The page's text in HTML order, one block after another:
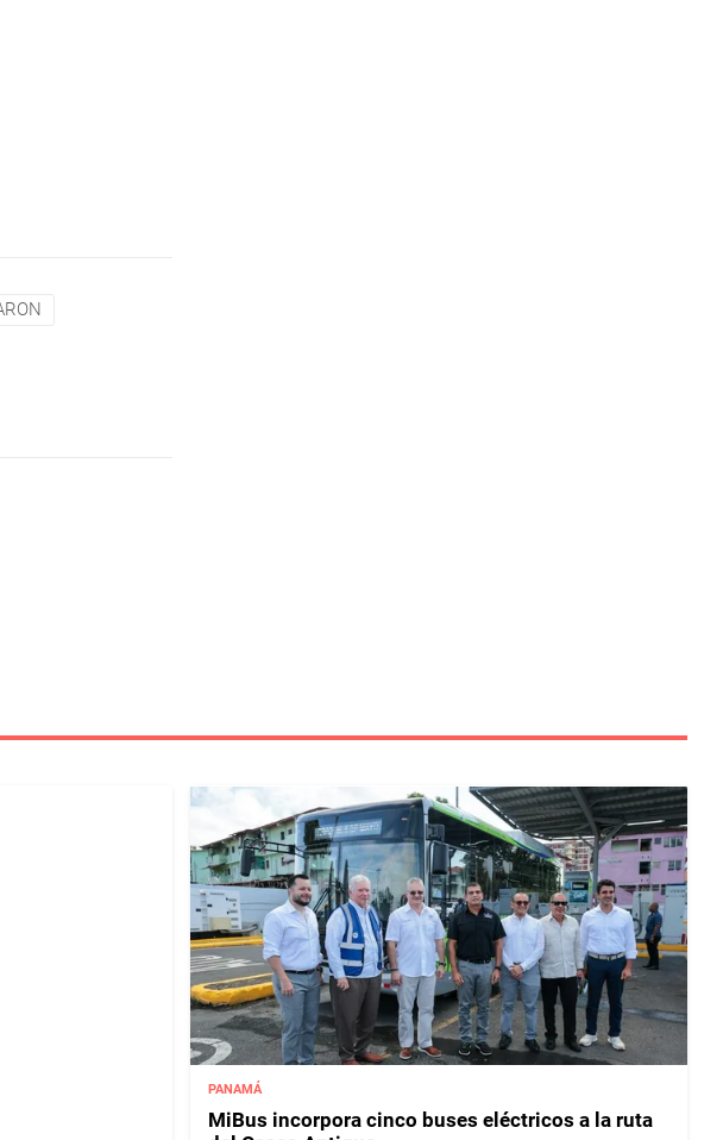
PANAMÁ
MiBus incorpora cinco buses eléctricos a la ruta